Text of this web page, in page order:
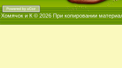
Хомячок и К © 2026При копировании